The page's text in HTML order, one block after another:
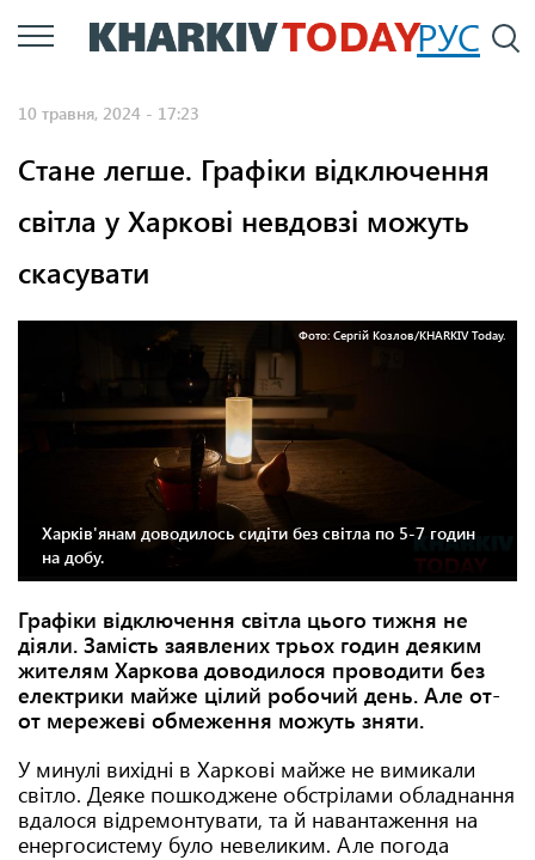
Перейти
до
РУС
10 травня, 2024 - 17:23
Стане легше. Графіки відключення
світла у Харкові невдовзі можуть
скасувати
Фото: Сергій Козлов/KHARKIV Today.
Харків'янам доводилось сидіти без світла по 5-7 годин
на добу.
Графіки відключення світла цього тижня не
діяли. Замість заявлених трьох годин деяким
жителям Харкова доводилося проводити без
електрики майже цілий робочий день. Але от-
от мережеві обмеження можуть зняти.
У минулі вихідні в Харкові майже не вимикали
світло. Деяке пошкоджене обстрілами обладнання
вдалося відремонтувати, та й навантаження на
енергосистему було невеликим. Але погода